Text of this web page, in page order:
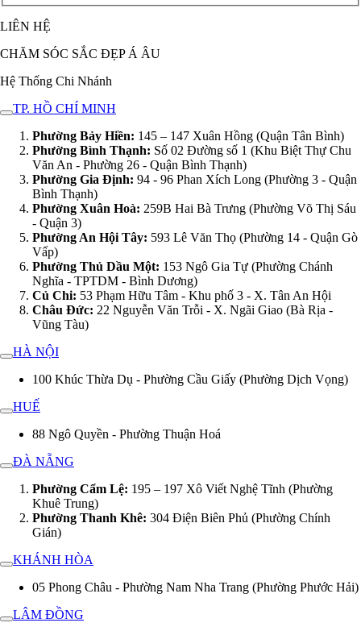
LIÊN HỆ
CHĂM SÓC SẮC ĐẸP Á ÂU
Hệ Thống Chi Nhánh
TP. HỒ CHÍ MINH
Phường Bảy Hiền: 145 – 147 Xuân Hồng (Quận Tân Bình)
Phường Bình Thạnh: Số 02 Đường số 1 (Khu Biệt Thự Chu
Văn An - Phường 26 - Quận Bình Thạnh)
Phường Gia Định: 94 - 96 Phan Xích Long (Phường 3 - Quận
Bình Thạnh)
Phường Xuân Hoà: 259B Hai Bà Trưng (Phường Võ Thị Sáu
- Quận 3)
Phường An Hội Tây: 593 Lê Văn Thọ (Phường 14 - Quận Gò
Vấp)
Phường Thủ Dầu Một: 153 Ngô Gia Tự (Phường Chánh
Nghĩa - TPTDM - Bình Dương)
Củ Chi: 53 Phạm Hữu Tâm - Khu phố 3 - X. Tân An Hội
Châu Đức: 22 Nguyễn Văn Trỗi - X. Ngãi Giao (Bà Rịa -
Vũng Tàu)
HÀ NỘI
100 Khúc Thừa Dụ - Phường Cầu Giấy (Phường Dịch Vọng)
HUẾ
88 Ngô Quyền - Phường Thuận Hoá
ĐÀ NẴNG
Phường Cẩm Lệ: 195 – 197 Xô Viết Nghệ Tĩnh (Phường
Khuê Trung)
Phường Thanh Khê: 304 Điện Biên Phủ (Phường Chính
Gián)
KHÁNH HÒA
05 Phong Châu - Phường Nam Nha Trang (Phường Phước Hải)
LÂM ĐỒNG